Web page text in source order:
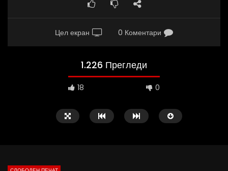
Цел екран 0 Коментари
1.226 Прегледи
18 0